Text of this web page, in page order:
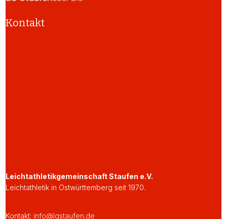
Kontakt
Leichtathletikgemeinschaft Staufen e.V.
Leichtathletik in Ostwürttemberg seit 1970.
Kontakt: info@lgstaufen.de